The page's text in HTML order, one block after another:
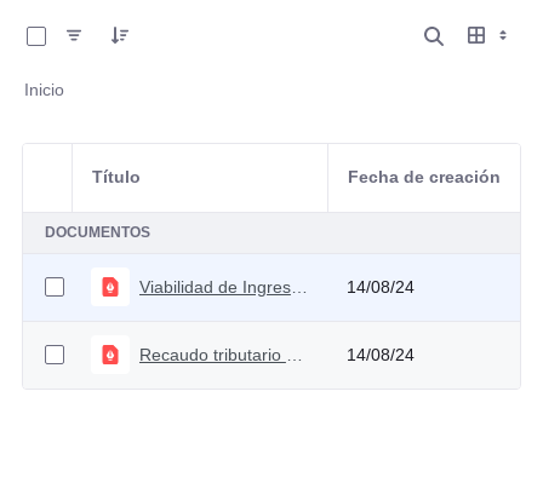
Inicio
Selección del elemento
Título Fecha de creación
DOCUMENTOS
Viabilidad de Ingreso Solidario 14/08/24
14/08/24